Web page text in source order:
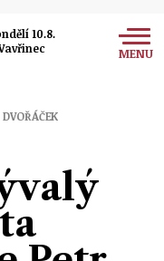
10.8.
MENU